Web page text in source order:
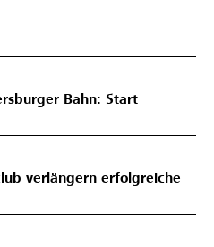
Bahn: Start
verlängern erfolgreiche